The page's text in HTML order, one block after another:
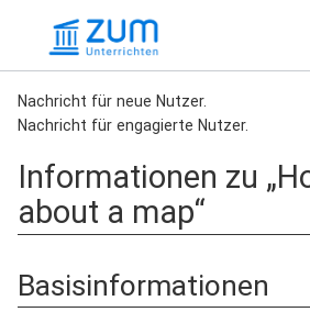
Nachricht für neue Nutzer.
Nachricht für engagierte Nutzer.
Informationen zu
about a map“
Basisinformationen